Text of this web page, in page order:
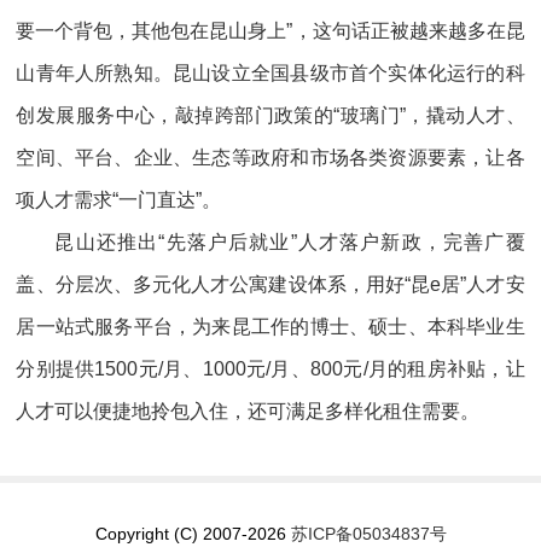
要一个背包，其他包在昆山身上”，这句话正被越来越多在昆
山青年人所熟知。昆山设立全国县级市首个实体化运行的科
创发展服务中心，敲掉跨部门政策的“玻璃门”，撬动人才、
空间、平台、企业、生态等政府和市场各类资源要素，让各
项人才需求“一门直达”。
昆山还推出“先落户后就业”人才落户新政，完善广覆
盖、分层次、多元化人才公寓建设体系，用好“昆e居”人才安
居一站式服务平台，为来昆工作的博士、硕士、本科毕业生
分别提供1500元/月、1000元/月、800元/月的租房补贴，让
人才可以便捷地拎包入住，还可满足多样化租住需要。
Copyright (C) 2007-2026 苏ICP备05034837号